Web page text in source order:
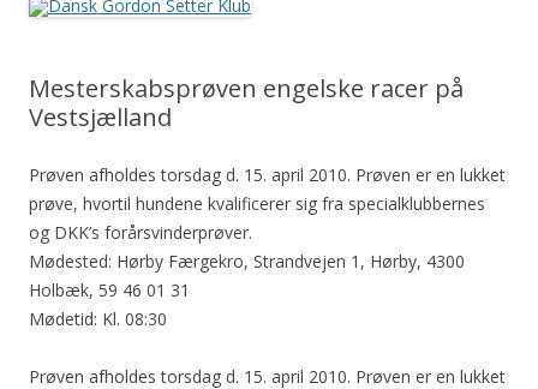
Mesterskabsprøven engelske racer på
Vestsjælland
Prøven afholdes torsdag d. 15. april 2010. Prøven er en lukket
prøve, hvortil hundene kvalificerer sig fra specialklubbernes
og DKK’s forårsvinderprøver.
Mødested: Hørby Færgekro, Strandvejen 1, Hørby, 4300
Holbæk, 59 46 01 31
Mødetid: Kl. 08:30
Prøven afholdes torsdag d. 15. april 2010. Prøven er en lukket